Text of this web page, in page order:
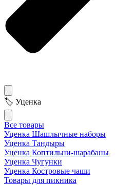
🏷 Уценка
Все товары
Уценка Шашлычные наборы
Уценка Тандыры
Уценка Коптильни-шарабаны
Уценка Чугунки
Уценка Костровые чаши
Товары для пикника